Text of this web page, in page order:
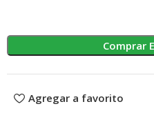
Comprar
Agregar a favorito